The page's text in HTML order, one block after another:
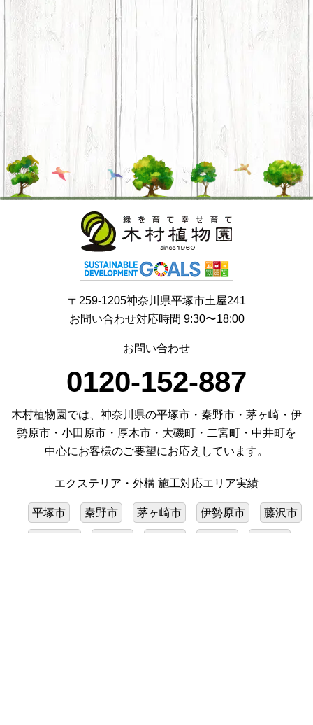
〒259-1205神奈川県平塚市土屋241
お問い合わせ対応時間 9:30〜18:00
お問い合わせ
0120-152-887
木村植物園では、神奈川県の平塚市・秦野市・茅ヶ崎・伊
勢原市・小田原市・厚木市・大磯町・二宮町・中井町を
中心にお客様のご要望にお応えしています。
エクステリア・外構 施工対応エリア実績
平塚市 秦野市 茅ヶ崎市 伊勢原市 藤沢市